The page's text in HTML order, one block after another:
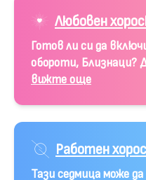
Любовен
Готов ли си да
обороти, Близнаци?
вижте още
Работен
Тази седмица може